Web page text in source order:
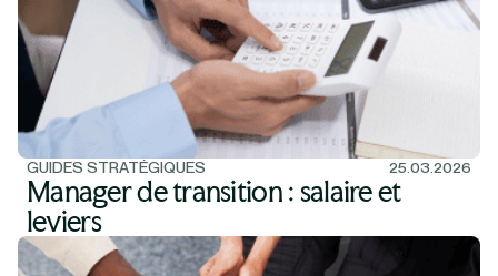
GUIDES STRATÉGIQUES 25.03.2026
Manager de transition : salaire et
leviers